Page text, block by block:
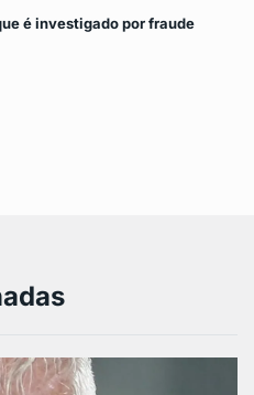
é investigado por fraude